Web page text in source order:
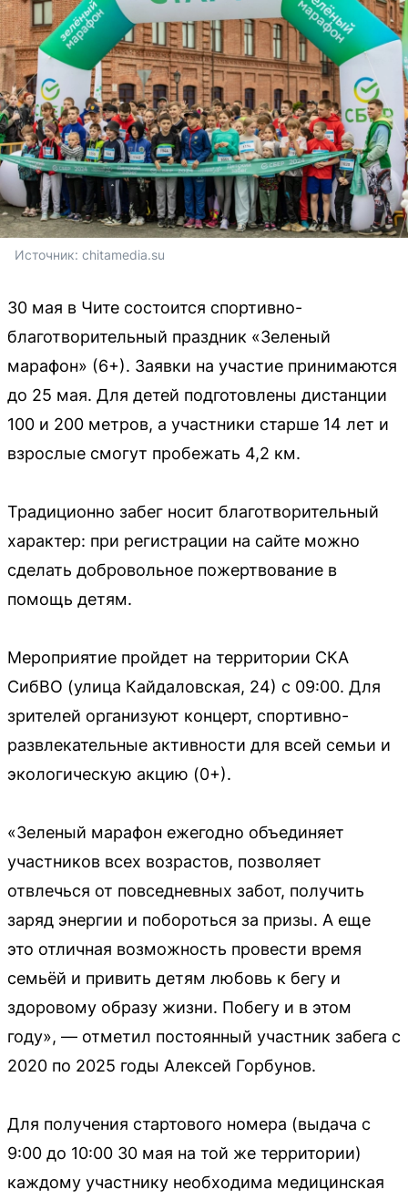
Источник: chitamedia.su
30 мая в Чите состоится спортивно-
благотворительный праздник «Зеленый
марафон» (6+). Заявки на участие принимаются
до 25 мая. Для детей подготовлены дистанции
100 и 200 метров, а участники старше 14 лет и
взрослые смогут пробежать 4,2 км.
Традиционно забег носит благотворительный
характер: при регистрации на сайте можно
сделать добровольное пожертвование в
помощь детям.
Мероприятие пройдет на территории СКА
СибВО (улица Кайдаловская, 24) с 09:00. Для
зрителей организуют концерт, спортивно-
развлекательные активности для всей семьи и
экологическую акцию (0+).
«Зеленый марафон ежегодно объединяет
участников всех возрастов, позволяет
отвлечься от повседневных забот, получить
заряд энергии и побороться за призы. А еще
это отличная возможность провести время
семьёй и привить детям любовь к бегу и
здоровому образу жизни. Побегу и в этом
году», — отметил постоянный участник забега с
2020 по 2025 годы Алексей Горбунов.
Для получения стартового номера (выдача с
9:00 до 10:00 30 мая на той же территории)
каждому участнику необходима медицинская